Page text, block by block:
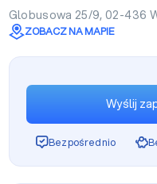
Globusowa 25/9, 02-436
ZOBACZ NA MAPIE
Wyślij
Bezpośrednio